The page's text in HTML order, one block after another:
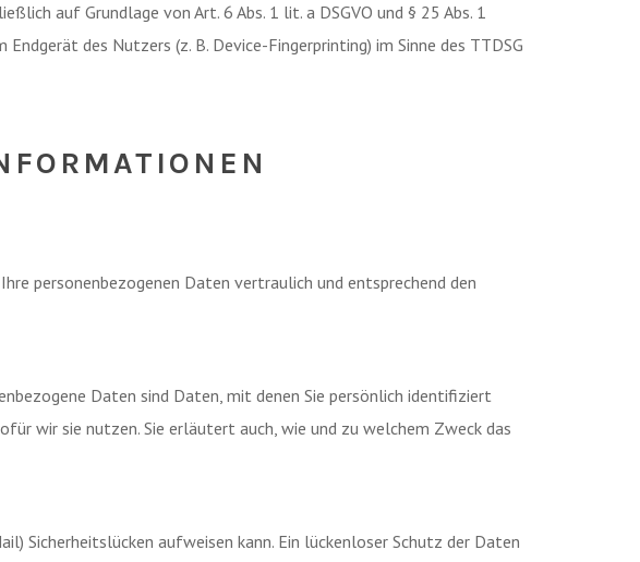
auf Grundlage von Art. 6 Abs. 1 lit. a DSGVO und § 25 Abs. 1
des Nutzers (z. B. Device-Fingerprinting) im Sinne des TTDSG
personenbezogenen Daten vertraulich und entsprechend den
Daten sind Daten, mit denen Sie persönlich identifiziert
wir sie nutzen. Sie erläutert auch, wie und zu welchem Zweck das
Sicherheitslücken aufweisen kann. Ein lückenloser Schutz der Daten